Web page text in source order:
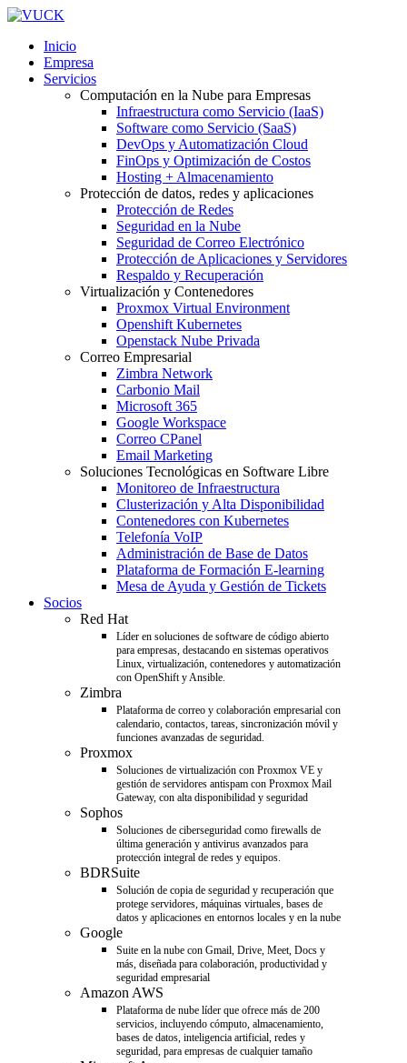
Inicio
Empresa
Servicios
Computación en la Nube para Empresas
Infraestructura como Servicio (IaaS)
Software como Servicio (SaaS)
DevOps y Automatización Cloud
FinOps y Optimización de Costos
Hosting + Almacenamiento
Protección de datos, redes y aplicaciones
Protección de Redes
Seguridad en la Nube
Seguridad de Correo Electrónico
Protección de Aplicaciones y Servidores
Respaldo y Recuperación
Virtualización y Contenedores
Proxmox Virtual Environment
Openshift Kubernetes
Openstack Nube Privada
Correo Empresarial
Zimbra Network
Carbonio Mail
Microsoft 365
Google Workspace
Correo CPanel
Email Marketing
Soluciones Tecnológicas en Software Libre
Monitoreo de Infraestructura
Clusterización y Alta Disponibilidad
Contenedores con Kubernetes
Telefonía VoIP
Administración de Base de Datos
Plataforma de Formación E-learning
Mesa de Ayuda y Gestión de Tickets
Socios
Red Hat
Líder en soluciones de software de código abierto
para empresas, destacando en sistemas operativos
Linux, virtualización, contenedores y automatización
con OpenShift y Ansible.
Zimbra
Plataforma de correo y colaboración empresarial con
calendario, contactos, tareas, sincronización móvil y
funciones avanzadas de seguridad.
Proxmox
Soluciones de virtualización con Proxmox VE y
gestión de servidores antispam con Proxmox Mail
Gateway, con alta disponibilidad y seguridad
Sophos
Soluciones de ciberseguridad como firewalls de
última generación y antivirus avanzados para
protección integral de redes y equipos.
BDRSuite
Solución de copia de seguridad y recuperación que
protege servidores, máquinas virtuales, bases de
datos y aplicaciones en entornos locales y en la nube
Google
Suite en la nube con Gmail, Drive, Meet, Docs y
más, diseñada para colaboración, productividad y
seguridad empresarial
Amazon AWS
Plataforma de nube líder que ofrece más de 200
servicios, incluyendo cómputo, almacenamiento,
bases de datos, inteligencia artificial, redes y
seguridad, para empresas de cualquier tamaño